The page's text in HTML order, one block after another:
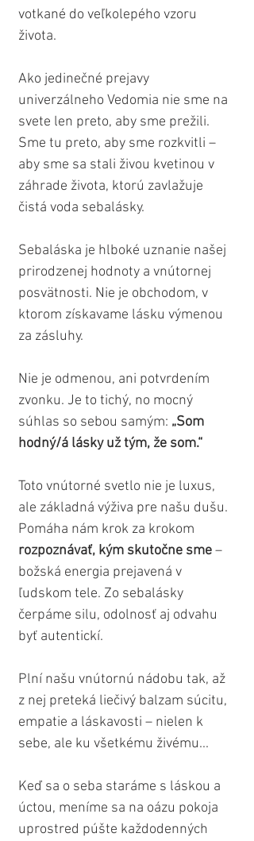
votkané do veľkolepého vzoru
života.
Ako jedinečné prejavy
univerzálneho Vedomia nie sme na
svete len preto, aby sme prežili.
Sme tu preto, aby sme rozkvitli –
aby sme sa stali živou kvetinou v
záhrade života, ktorú zavlažuje
čistá voda sebalásky.
Sebaláska je hlboké uznanie našej
prirodzenej hodnoty a vnútornej
posvätnosti. Nie je obchodom, v
ktorom získavame lásku výmenou
za zásluhy.
Nie je odmenou, ani potvrdením
zvonku. Je to tichý, no mocný
súhlas so sebou samým: „Som
hodný/á lásky už tým, že som.“
Toto vnútorné svetlo nie je luxus,
ale základná výživa pre našu dušu.
Pomáha nám krok za krokom
rozpoznávať, kým skutočne sme –
božská energia prejavená v
ľudskom tele. Zo sebalásky
čerpáme silu, odolnosť aj odvahu
byť autentickí.
Plní našu vnútornú nádobu tak, až
z nej preteká liečivý balzam súcitu,
empatie a láskavosti – nielen k
sebe, ale ku všetkému živému...
Keď sa o seba staráme s láskou a
úctou, meníme sa na oázu pokoja
uprostred púšte každodenných